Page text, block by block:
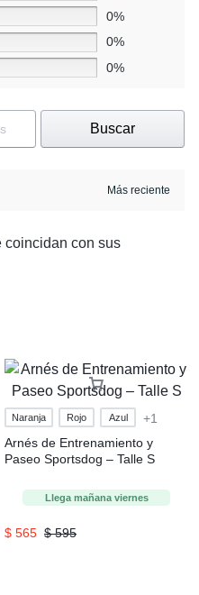
0%
0%
0%
Buscar
coincidan con sus
Naranja Rojo Azul
+1
Arnés de Entrenamiento y
Paseo Sportsdog – Talle S
Llega mañana viernes
$595
$ 565